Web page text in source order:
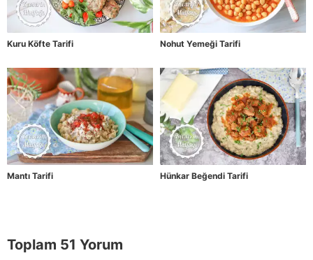
Kuru Köfte Tarifi Nohut Yemeği Tarifi
Mantı Tarifi Hünkar Beğendi Tarifi
Toplam 51 Yorum